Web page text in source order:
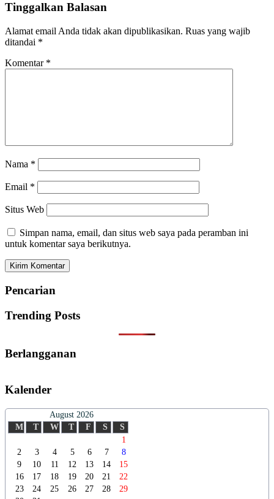
Tinggalkan Balasan
Alamat email Anda tidak akan dipublikasikan. Ruas yang wajib
ditandai *
Komentar *
Nama *
Email *
Situs Web
Simpan nama, email, dan situs web saya pada peramban ini
untuk komentar saya berikutnya.
Pencarian
Trending Posts
Berlangganan
Kalender
August 2026
M
T W T F S
S
1
2
3 4 5 6 7
8
9
10 11 12 13 14
15
16
17 18 19 20 21
22
23
24 25 26 27 28
29